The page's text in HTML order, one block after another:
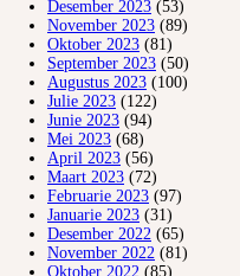
Desember 2023 (53)
November 2023 (89)
Oktober 2023 (81)
September 2023 (50)
Augustus 2023 (100)
Julie 2023 (122)
Junie 2023 (94)
Mei 2023 (68)
April 2023 (56)
Maart 2023 (72)
Februarie 2023 (97)
Januarie 2023 (31)
Desember 2022 (65)
November 2022 (81)
Oktober 2022 (85)